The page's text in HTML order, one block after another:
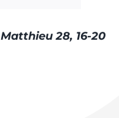
Matthieu 28, 16-20